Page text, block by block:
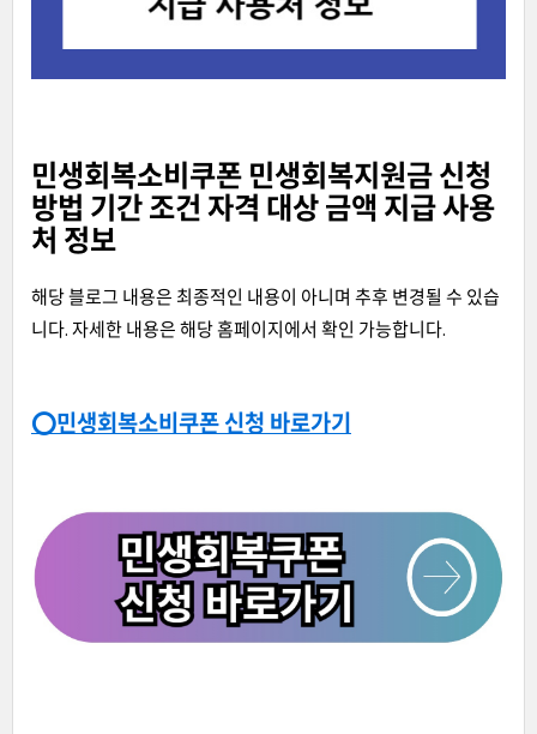
민생회복소비쿠폰 민생회복지원금 신청
방법 기간 조건 자격 대상 금액 지급 사용
처 정보
해당 블로그 내용은 최종적인 내용이 아니며 추후 변경될 수 있습
니다. 자세한 내용은 해당 홈페이지에서 확인 가능합니다.
⭕민생회복소비쿠폰 신청 바로가기